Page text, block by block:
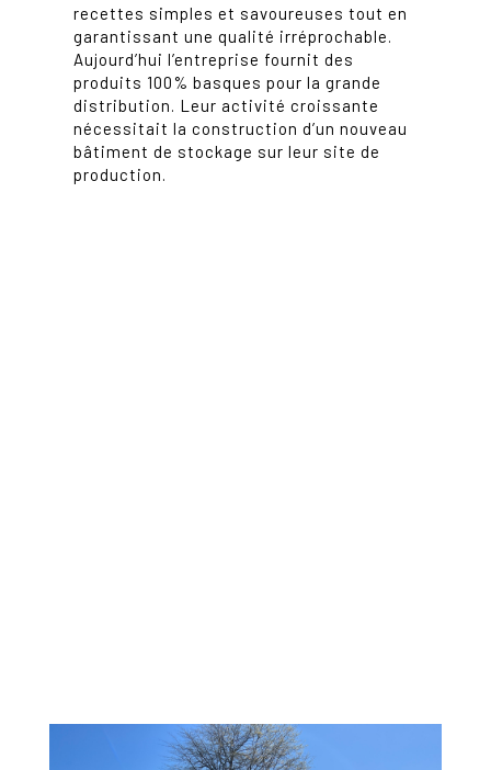
recettes simples et savoureuses tout en
garantissant une qualité irréprochable.
Aujourd’hui l’entreprise fournit des
produits 100% basques pour la grande
distribution. Leur activité croissante
nécessitait la construction d’un nouveau
bâtiment de stockage sur leur site de
production.